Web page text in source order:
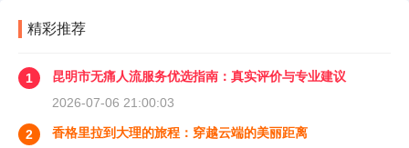
精彩推荐
1
昆明市无痛人流服务优选指南：真实评价与专业建议
2026-07-06 21:00:03
2
香格里拉到大理的旅程：穿越云端的美丽距离